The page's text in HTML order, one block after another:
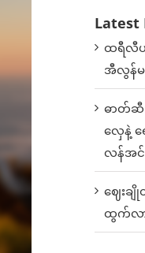
Latest
ထရီလီယံ
အီလွန်
ဓာတ်ဆီ
လှေနဲ့ ရ
လန်အင်
ဈေးခ
ထွက်လာ